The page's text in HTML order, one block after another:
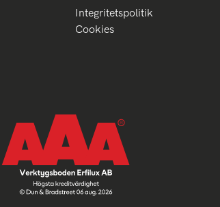
Integritetspolitik
Cookies